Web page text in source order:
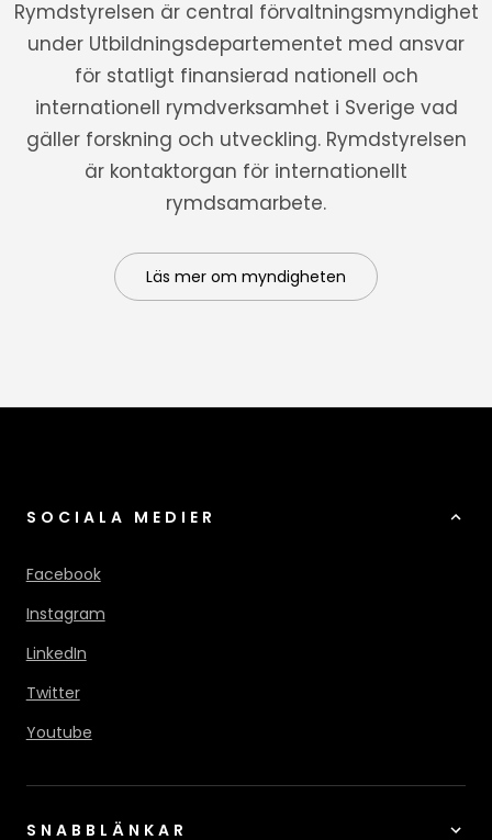
Rymdstyrelsen är central förvaltningsmyndighet
under Utbildningsdepartementet med ansvar
för statligt finansierad nationell och
internationell rymdverksamhet i Sverige vad
gäller forskning och utveckling. Rymdstyrelsen
är kontaktorgan för internationellt
rymdsamarbete.
Läs mer om myndigheten
SOCIALA MEDIER
Facebook
Instagram
LinkedIn
Twitter
Youtube
SNABBLÄNKAR